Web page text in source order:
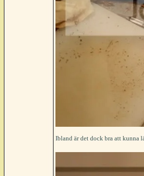
Ibland är det dock bra att kunna